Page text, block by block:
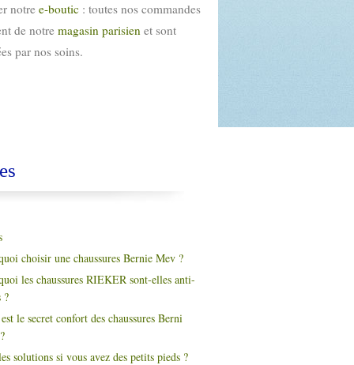
notre e-boutic : toutes nos commandes
de notre magasin parisien et sont
par nos soins.
choisir une chaussures Bernie Mev ?
les chaussures RIEKER sont-elles anti-
?
le secret confort des chaussures Berni
solutions si vous avez des petits pieds ?